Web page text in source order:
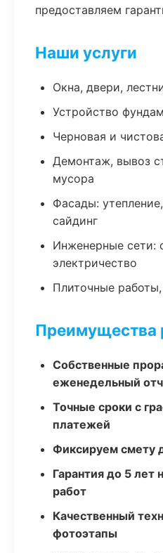
предоставляем
Наши услуги
Окна, двери,
Устройство
Черновая и
Демонтаж, вывоз
мусора
Фасады:
сайдинг
Инженерные сети:
электричество
Плиточные
Преимущества
Собственные
еженедельный
Точные сроки с
платежей
Фиксируем смету
Гарантия до 5 лет
работ
Качественный
фотоэтапы